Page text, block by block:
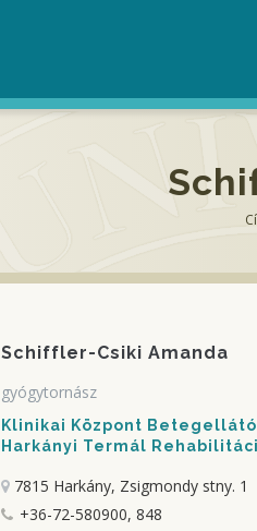
Schiffler-Csiki Amanda
gyógytornász
Klinikai Központ
Harkányi Termál
7815 Harkány, Zsigmondy stny. 1
+36-72-580900, 848